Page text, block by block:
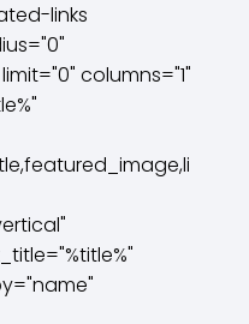
links
columns="1"